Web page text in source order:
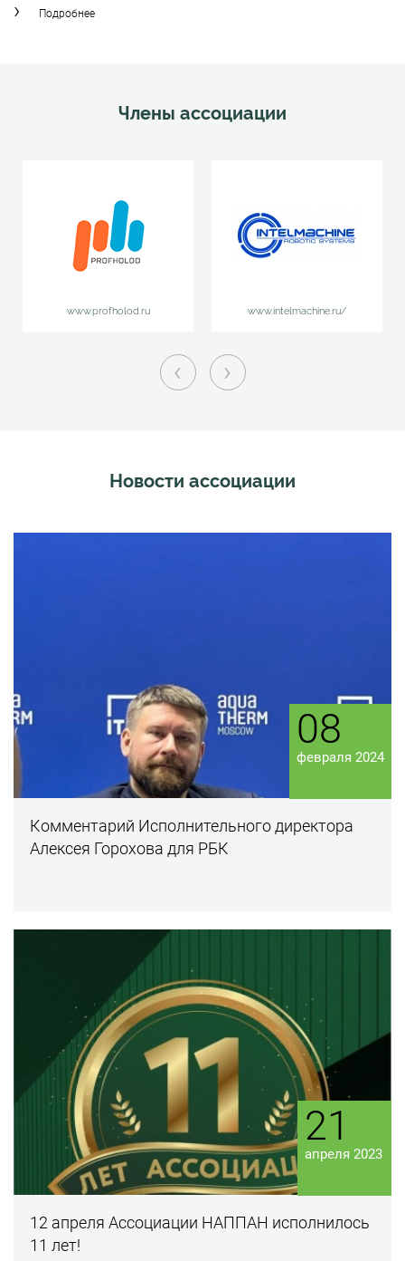
Подробнее
Члены ассоциации
www.profholod.ru www.intelmachine.ru/
‹ ›
Новости ассоциации
Комментарий Исполнительного директора
Алексея Горохова для РБК
08
февраля 2024
12 апреля Ассоциации НАППАН исполнилось
11 лет!
21
апреля 2023